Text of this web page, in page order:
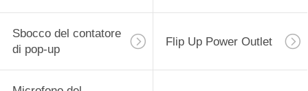
Sbocco del contatore
di pop-up
Flip Up Power Outlet